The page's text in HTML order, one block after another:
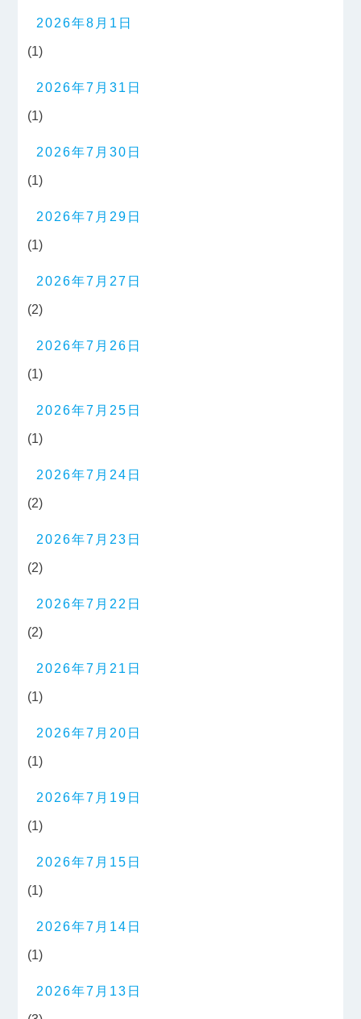
2026年8月1日
(1)
2026年7月31日
(1)
2026年7月30日
(1)
2026年7月29日
(1)
2026年7月27日
(2)
2026年7月26日
(1)
2026年7月25日
(1)
2026年7月24日
(2)
2026年7月23日
(2)
2026年7月22日
(2)
2026年7月21日
(1)
2026年7月20日
(1)
2026年7月19日
(1)
2026年7月15日
(1)
2026年7月14日
(1)
2026年7月13日